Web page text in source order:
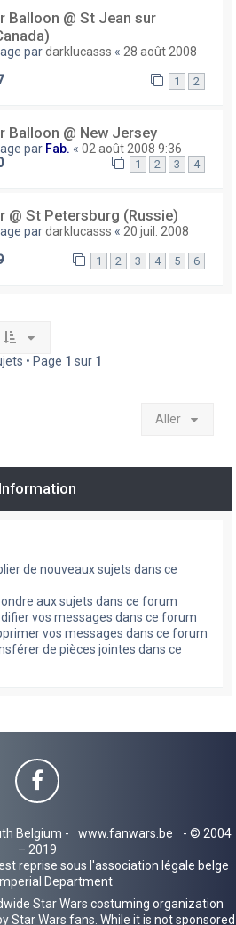
Balloon @ St Jean sur
pardarklucasss « 28 août 2008
1 2
Balloon @ New Jersey
par Fab. « 02 août 2008 9:36
1 2 3 4
@ St Petersburg (Russie)
pardarklucasss « 20 juil. 2008
1 2 3 4 5 6
• Page 1 sur 1
Aller
Information
de nouveaux sujets dans ce
aux sujets dans ce forum
vos messages dans ce forum
vos messages dans ce forum
de pièces jointes dans ce
Belgium - www.fanwars.be
- © 2004
– 2019
reprise sous l'association légale belge
Department
Star Wars costuming organization
Star Wars fans. While it is not sponsored